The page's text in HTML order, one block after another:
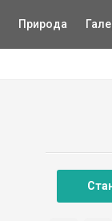
Природа